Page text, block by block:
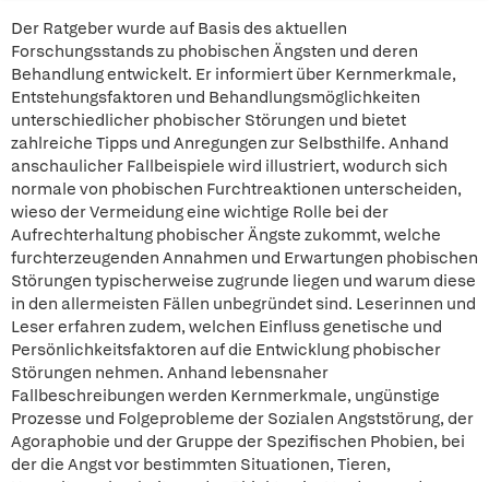
Der Ratgeber wurde auf Basis des aktuellen
Forschungsstands zu phobischen Ängsten und deren
Behandlung entwickelt. Er informiert über Kernmerkmale,
Entstehungsfaktoren und Behandlungsmöglichkeiten
unterschiedlicher phobischer Störungen und bietet
zahlreiche Tipps und Anregungen zur Selbsthilfe. Anhand
anschaulicher Fallbeispiele wird illustriert, wodurch sich
normale von phobischen Furchtreaktionen unterscheiden,
wieso der Vermeidung eine wichtige Rolle bei der
Aufrechterhaltung phobischer Ängste zukommt, welche
furchterzeugenden Annahmen und Erwartungen phobischen
Störungen typischerweise zugrunde liegen und warum diese
in den allermeisten Fällen unbegründet sind. Leserinnen und
Leser erfahren zudem, welchen Einfluss genetische und
Persönlichkeitsfaktoren auf die Entwicklung phobischer
Störungen nehmen. Anhand lebensnaher
Fallbeschreibungen werden Kernmerkmale, ungünstige
Prozesse und Folgeprobleme der Sozialen Angststörung, der
Agoraphobie und der Gruppe der Spezifischen Phobien, bei
der die Angst vor bestimmten Situationen, Tieren,